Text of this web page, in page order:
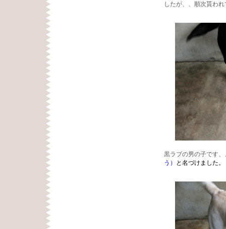
したが、、順次貰わ
黒ラブの男の子です
う）
と名づけました。